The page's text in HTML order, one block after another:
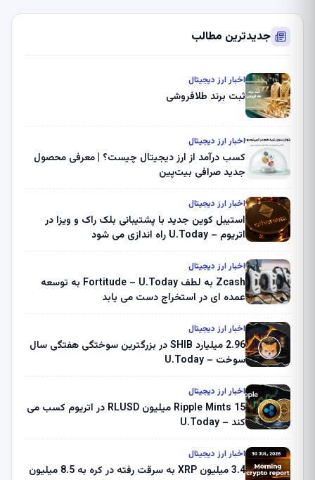
جدیدترین مطالب
اخبار ارز دیجیتال
ثبت برند طلافروشی
اخبار ارز دیجیتال
کسب درآمد از ارز دیجیتال چیست؟ | معرفی محصول
جدید صرافی بیت‌پین
اخبار ارز دیجیتال
استیبل کوین جدید با پشتیبانی بلک راک و ویزا در
اتریوم – U.Today راه اندازی می شود
اخبار ارز دیجیتال
Zcash به لطف Fortitude – U.Today به توسعه
عمده ای در استخراج دست می یابد
اخبار ارز دیجیتال
2.96 میلیارد SHIB در بزرگترین سوختگی هفتگی سال
سوخت – U.Today
اخبار ارز دیجیتال
Ripple Mints 15 میلیون RLUSD در اتریوم کسب می
کند – U.Today
اخبار ارز دیجیتال
3.4 میلیون XRP به سرقت رفته در کره به 8.5 میلیون